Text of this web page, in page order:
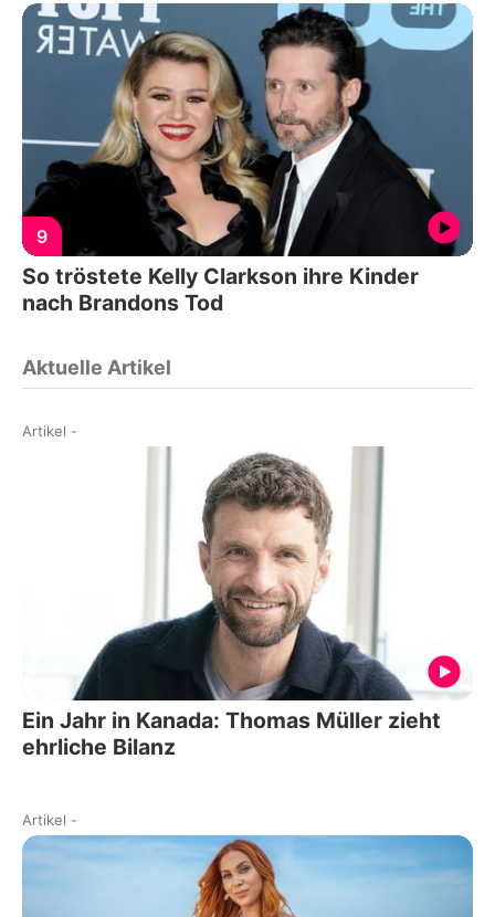
9
So tröstete Kelly Clarkson ihre Kinder
nach Brandons Tod
Aktuelle Artikel
Artikel -
Ein Jahr in Kanada: Thomas Müller zieht
ehrliche Bilanz
Artikel -